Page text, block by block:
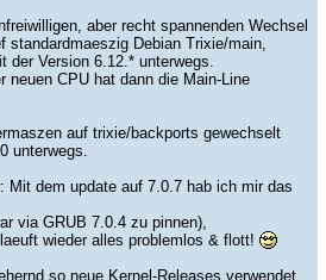
aber recht spannenden Wechsel
Debian Trixie/main,
Version 6.12.* unterwegs.
neuen CPU hat dann die Main-Line
auf trixie/backports gewechselt
unterwegs.
Mit dem update auf 7.0.7 hab ich mir das
via GRUB 7.0.4 zu pinnen),
wieder alles problemlos & flott!
so neue Kernel-Releases verwendet